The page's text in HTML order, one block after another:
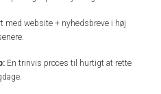
med website + nyhedsbreve i høj
En trinvis proces til hurtigt at rette